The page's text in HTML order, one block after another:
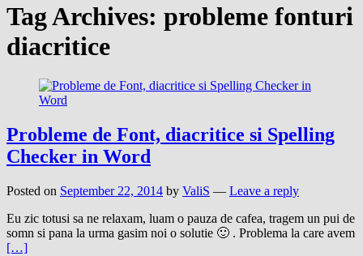
Tag Archives: probleme fonturi
diacritice
Probleme de Font, diacritice si Spelling
Checker in Word
Posted on September 22, 2014 by ValiS — Leave a reply
Eu zic totusi sa ne relaxam, luam o pauza de cafea, tragem un pui de
somn si pana la urma gasim noi o solutie 🙂 . Problema la care avem
[…]